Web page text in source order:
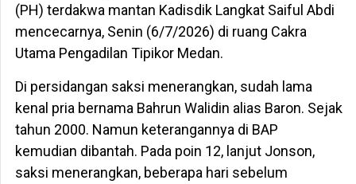
(PH) terdakwa mantan Kadisdik Langkat Saiful Abdi
mencecarnya, Senin (6/7/2026) di ruang Cakra
Utama Pengadilan Tipikor Medan.
Di persidangan saksi menerangkan, sudah lama
kenal pria bernama Bahrun Walidin alias Baron. Sejak
tahun 2000. Namun keterangannya di BAP
kemudian dibantah. Pada poin 12, lanjut Jonson,
saksi menerangkan, beberapa hari sebelum